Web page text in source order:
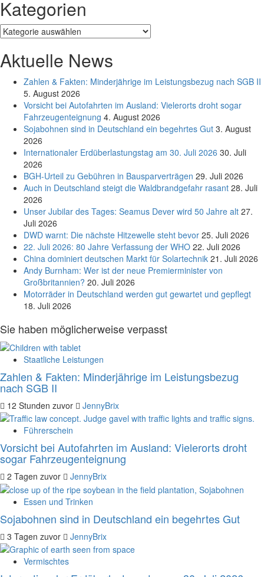
Kategorien
Kategorien
Aktuelle News
Zahlen & Fakten: Minderjährige im Leistungsbezug nach SGB II
5. August 2026
Vorsicht bei Autofahrten im Ausland: Vielerorts droht sogar
Fahrzeugenteignung 4. August 2026
Sojabohnen sind in Deutschland ein begehrtes Gut 3. August
2026
Internationaler Erdüberlastungstag am 30. Juli 2026 30. Juli
2026
BGH-Urteil zu Gebühren in Bausparverträgen 29. Juli 2026
Auch in Deutschland steigt die Waldbrandgefahr rasant 28. Juli
2026
Unser Jubilar des Tages: Seamus Dever wird 50 Jahre alt 27.
Juli 2026
DWD warnt: Die nächste Hitzewelle steht bevor 25. Juli 2026
22. Juli 2026: 80 Jahre Verfassung der WHO 22. Juli 2026
China dominiert deutschen Markt für Solartechnik 21. Juli 2026
Andy Burnham: Wer ist der neue Premierminister von
Großbritannien? 20. Juli 2026
Motorräder in Deutschland werden gut gewartet und gepflegt
18. Juli 2026
Sie haben möglicherweise verpasst
Staatliche Leistungen
Zahlen & Fakten: Minderjährige im Leistungsbezug
nach SGB II
12 Stunden zuvor JennyBrix
Führerschein
Vorsicht bei Autofahrten im Ausland: Vielerorts droht
sogar Fahrzeugenteignung
2 Tagen zuvor JennyBrix
Essen und Trinken
Sojabohnen sind in Deutschland ein begehrtes Gut
3 Tagen zuvor JennyBrix
Vermischtes